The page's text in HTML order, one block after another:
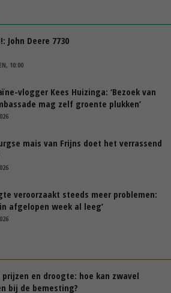
John Deere 7730
10:00
vlogger Kees Huizinga: ‘Bezoek van
mag zelf groente plukken’
mais van Frijns doet het verrassend
veroorzaakt steeds meer problemen:
afgelopen week al leeg’
prijzen en droogte: hoe kan zwavel
bij de bemesting?